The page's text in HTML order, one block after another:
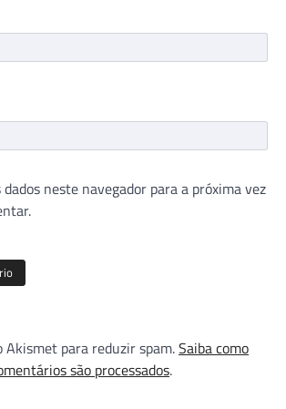
neste navegador para a próxima vez
para reduzir spam.Saiba como
são processados.